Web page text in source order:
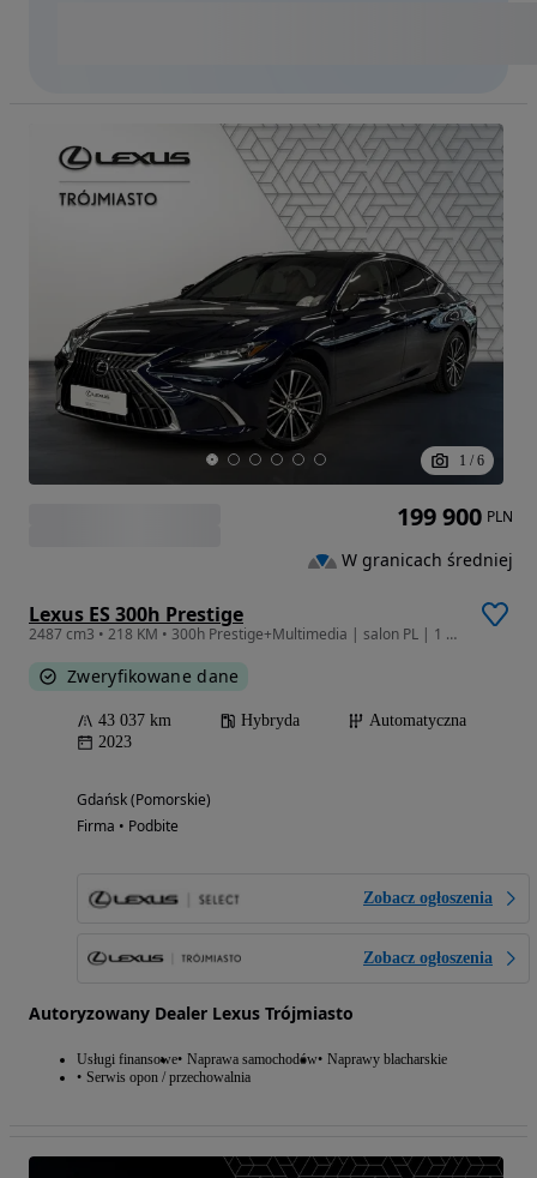
1 / 6
Lexus ES 300h Prestige
2487 cm3 • 218 KM • 300h Prestige+Multimedia | salon PL | 1 wł | Bezwypadkowy | FV 23% |
Zweryfikowane dane
43 037 km Hybryda
Automatyczna
2023
Gdańsk (Pomorskie)
Firma • Podbite
Zobacz ogłoszenia
Zobacz ogłoszenia
Autoryzowany Dealer Lexus Trójmiasto
Usługi finansowe Naprawa samochodów Naprawy blacharskie
Serwis opon / przechowalnia
199 900 PLN
W granicach średniej